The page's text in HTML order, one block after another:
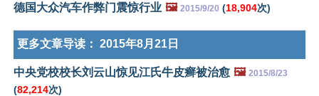
德国大众汽车作弊门震惊行业 🖼️ 2015/9/20 (18,904次)
更多文章导读： 2015年8月21日
中央党校校长刘云山惊见江氏牛皮癣被治愈 🖼️ 2015/8/23
(82,214次)